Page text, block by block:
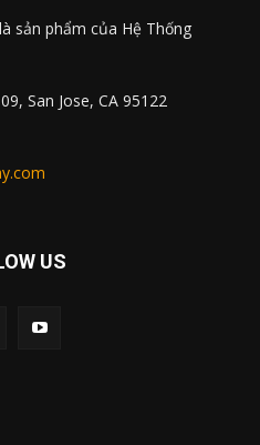
là sản phẩm của Hệ Thống
San Jose, CA 95122
US